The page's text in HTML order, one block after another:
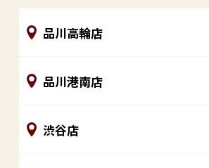
品川高輪店
品川港南店
渋谷店